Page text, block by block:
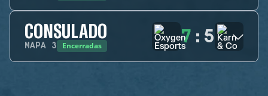
CONSULADO
MAPA 3 Encerradas 7 : 5